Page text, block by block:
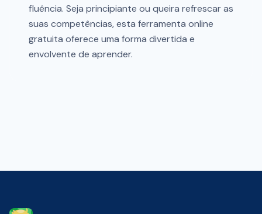
fluência. Seja principiante ou queira refrescar as
suas competências, esta ferramenta online
gratuita oferece uma forma divertida e
envolvente de aprender.